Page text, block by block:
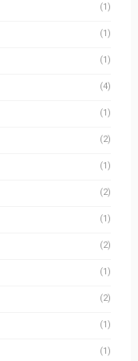
(1)
(1)
(1)
(4)
(1)
(2)
(1)
(2)
(1)
(2)
(1)
(2)
(1)
(1)